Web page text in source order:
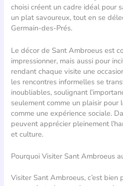
choisi créent un cadre idéal pour
un plat savoureux, tout en se
Germain-des-Prés.
Le décor de Sant Ambroeus est
impressionner, mais aussi pour
rendant chaque visite une
les rencontres informelles se
inoubliables, soulignant
seulement comme un plaisir pour
comme une expérience sociale.
peuvent apprécier pleinement
et culture.
Pourquoi Visiter Sant Ambroeus
Visiter Sant Ambroeus, c’est